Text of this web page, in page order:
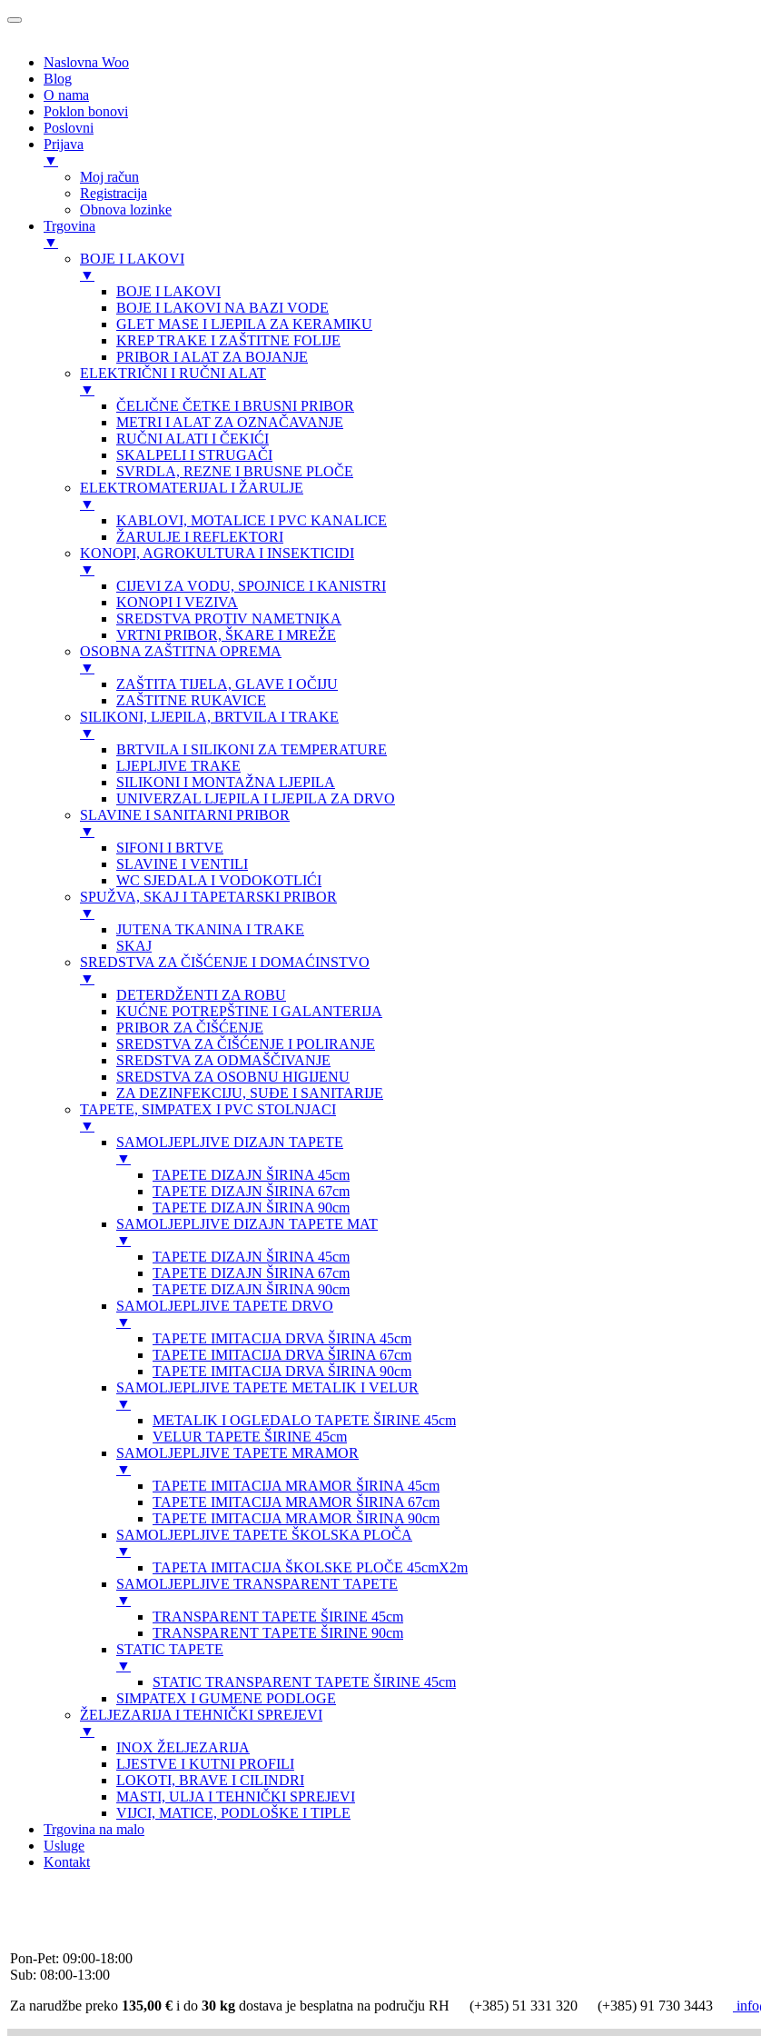
Naslovna Woo
Blog
O nama
Poklon bonovi
Poslovni
Prijava
▼
Moj račun
Registracija
Obnova lozinke
Trgovina
▼
BOJE I LAKOVI
▼
BOJE I LAKOVI
BOJE I LAKOVI NA BAZI VODE
GLET MASE I LJEPILA ZA KERAMIKU
KREP TRAKE I ZAŠTITNE FOLIJE
PRIBOR I ALAT ZA BOJANJE
ELEKTRIČNI I RUČNI ALAT
▼
ČELIČNE ČETKE I BRUSNI PRIBOR
METRI I ALAT ZA OZNAČAVANJE
RUČNI ALATI I ČEKIĆI
SKALPELI I STRUGAČI
SVRDLA, REZNE I BRUSNE PLOČE
ELEKTROMATERIJAL I ŽARULJE
▼
KABLOVI, MOTALICE I PVC KANALICE
ŽARULJE I REFLEKTORI
KONOPI, AGROKULTURA I INSEKTICIDI
▼
CIJEVI ZA VODU, SPOJNICE I KANISTRI
KONOPI I VEZIVA
SREDSTVA PROTIV NAMETNIKA
VRTNI PRIBOR, ŠKARE I MREŽE
OSOBNA ZAŠTITNA OPREMA
▼
ZAŠTITA TIJELA, GLAVE I OČIJU
ZAŠTITNE RUKAVICE
SILIKONI, LJEPILA, BRTVILA I TRAKE
▼
BRTVILA I SILIKONI ZA TEMPERATURE
LJEPLJIVE TRAKE
SILIKONI I MONTAŽNA LJEPILA
UNIVERZAL LJEPILA I LJEPILA ZA DRVO
SLAVINE I SANITARNI PRIBOR
▼
SIFONI I BRTVE
SLAVINE I VENTILI
WC SJEDALA I VODOKOTLIĆI
SPUŽVA, SKAJ I TAPETARSKI PRIBOR
▼
JUTENA TKANINA I TRAKE
SKAJ
SREDSTVA ZA ČIŠĆENJE I DOMAĆINSTVO
▼
DETERDŽENTI ZA ROBU
KUĆNE POTREPŠTINE I GALANTERIJA
PRIBOR ZA ČIŠĆENJE
SREDSTVA ZA ČIŠĆENJE I POLIRANJE
SREDSTVA ZA ODMAŠČIVANJE
SREDSTVA ZA OSOBNU HIGIJENU
ZA DEZINFEKCIJU, SUĐE I SANITARIJE
TAPETE, SIMPATEX I PVC STOLNJACI
▼
SAMOLJEPLJIVE DIZAJN TAPETE
▼
TAPETE DIZAJN ŠIRINA 45cm
TAPETE DIZAJN ŠIRINA 67cm
TAPETE DIZAJN ŠIRINA 90cm
SAMOLJEPLJIVE DIZAJN TAPETE MAT
▼
TAPETE DIZAJN ŠIRINA 45cm
TAPETE DIZAJN ŠIRINA 67cm
TAPETE DIZAJN ŠIRINA 90cm
SAMOLJEPLJIVE TAPETE DRVO
▼
TAPETE IMITACIJA DRVA ŠIRINA 45cm
TAPETE IMITACIJA DRVA ŠIRINA 67cm
TAPETE IMITACIJA DRVA ŠIRINA 90cm
SAMOLJEPLJIVE TAPETE METALIK I VELUR
▼
METALIK I OGLEDALO TAPETE ŠIRINE 45cm
VELUR TAPETE ŠIRINE 45cm
SAMOLJEPLJIVE TAPETE MRAMOR
▼
TAPETE IMITACIJA MRAMOR ŠIRINA 45cm
TAPETE IMITACIJA MRAMOR ŠIRINA 67cm
TAPETE IMITACIJA MRAMOR ŠIRINA 90cm
SAMOLJEPLJIVE TAPETE ŠKOLSKA PLOČA
▼
TAPETA IMITACIJA ŠKOLSKE PLOČE 45cmX2m
SAMOLJEPLJIVE TRANSPARENT TAPETE
▼
TRANSPARENT TAPETE ŠIRINE 45cm
TRANSPARENT TAPETE ŠIRINE 90cm
STATIC TAPETE
▼
STATIC TRANSPARENT TAPETE ŠIRINE 45cm
SIMPATEX I GUMENE PODLOGE
ŽELJEZARIJA I TEHNIČKI SPREJEVI
▼
INOX ŽELJEZARIJA
LJESTVE I KUTNI PROFILI
LOKOTI, BRAVE I CILINDRI
MASTI, ULJA I TEHNIČKI SPREJEVI
VIJCI, MATICE, PODLOŠKE I TIPLE
Trgovina na malo
Usluge
Kontakt
Pon-Pet: 09:00-18:00
Sub: 08:00-13:00
Za narudžbe preko 135,00 € i do 30 kg dostava je besplatna na području RH (+385) 51 331 320 (+385) 91 730 3443